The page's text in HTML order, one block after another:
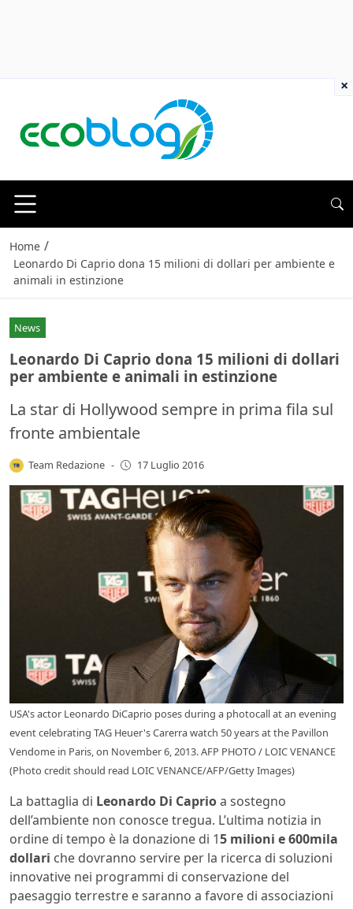
Home /
Leonardo Di Caprio dona 15 milioni di dollari per ambiente e
animali in estinzione
News
Leonardo Di Caprio dona 15 milioni di dollari
per ambiente e animali in estinzione
La star di Hollywood sempre in prima fila sul
fronte ambientale
Team Redazione - 17 Luglio 2016
USA's actor Leonardo DiCaprio poses during a photocall at an evening
event celebrating TAG Heuer's Carerra watch 50 years at the Pavillon
Vendome in Paris, on November 6, 2013. AFP PHOTO / LOIC VENANCE
(Photo credit should read LOIC VENANCE/AFP/Getty Images)
La battaglia di Leonardo Di Caprioa sostegno
dell’ambiente non conosce tregua. L’ultima notizia in
ordine di tempo è la donazione di 15 milioni e 600mila
dollari che dovranno servire per la ricerca di soluzioni
innovative nei programmi di conservazione del
paesaggio terrestre e saranno a favore di associazioni
×